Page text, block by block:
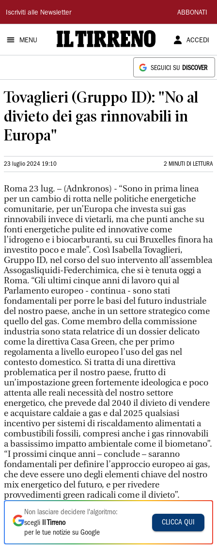
Il
Tirreno
Iscriviti alle Newsletter ABBONATI
MENU ACCEDI
SEGUICI SU DISCOVER
Tovaglieri (Gruppo ID): "No al
divieto dei gas rinnovabili in
Europa"
23 luglio 2024 19:10 2 MINUTI DI LETTURA
Roma 23 lug. – (Adnkronos) - “Sono in prima linea
per un cambio di rotta nelle politiche energetiche
comunitarie, per un’Europa che investa sui gas
rinnovabili invece di vietarli, ma che punti anche su
fonti energetiche pulite ed innovative come
l’idrogeno e i biocarburanti, su cui Bruxelles finora ha
investito poco e male”. Così Isabella Tovaglieri,
Gruppo ID, nel corso del suo intervento all’assemblea
Assogasliquidi-Federchimica, che si è tenuta oggi a
Roma. “Gli ultimi cinque anni di lavoro qui al
Parlamento europeo - continua - sono stati
fondamentali per porre le basi del futuro industriale
del nostro paese, anche in un settore strategico come
quello del gas. Come membro della commissione
industria sono stata relatrice di un dossier delicato
come la direttiva Casa Green, che per primo
regolamenta a livello europeo l’uso del gas nel
contesto domestico. Si tratta di una direttiva
problematica per il nostro paese, frutto di
un’impostazione green fortemente ideologica e poco
attenta alle reali necessità del nostro settore
energetico, che prevede dal 2040 il divieto di vendere
e acquistare caldaie a gas e dal 2025 qualsiasi
incentivo per sistemi di riscaldamento alimentati a
combustibili fossili, compresi anche i gas rinnovabili
a bassissimo impatto ambientale come il biometano”.
“I prossimi cinque anni – conclude – saranno
fondamentali per definire l’approccio europeo ai gas,
che deve essere uno degli elementi chiave del nostro
mix energetico del futuro, e per rivedere
provvedimenti green radicali come il divieto”.
Non lasciare decidere l'algoritmo:
scegli
Il Tirreno
per le tue notizie su Google
CLICCA QUI